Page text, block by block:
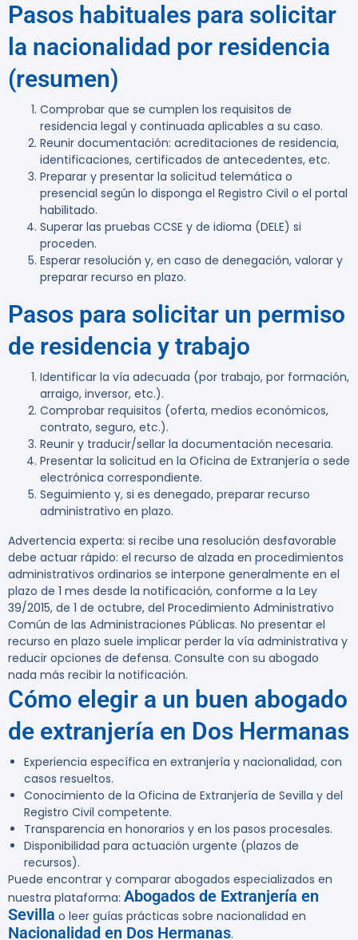
Pasos habituales para solicitar
la nacionalidad por residencia
(resumen)
Comprobar que se cumplen los requisitos de
residencia legal y continuada aplicables a su caso.
Reunir documentación: acreditaciones de residencia,
identificaciones, certificados de antecedentes, etc.
Preparar y presentar la solicitud telemática o
presencial según lo disponga el Registro Civil o el portal
habilitado.
Superar las pruebas CCSE y de idioma (DELE) si
proceden.
Esperar resolución y, en caso de denegación, valorar y
preparar recurso en plazo.
Pasos para solicitar un permiso
de residencia y trabajo
Identificar la vía adecuada (por trabajo, por formación,
arraigo, inversor, etc.).
Comprobar requisitos (oferta, medios económicos,
contrato, seguro, etc.).
Reunir y traducir/sellar la documentación necesaria.
Presentar la solicitud en la Oficina de Extranjería o sede
electrónica correspondiente.
Seguimiento y, si es denegado, preparar recurso
administrativo en plazo.
Advertencia experta: si recibe una resolución desfavorable
debe actuar rápido: el recurso de alzada en procedimientos
administrativos ordinarios se interpone generalmente en el
plazo de 1 mes desde la notificación, conforme a la Ley
39/2015, de 1 de octubre, del Procedimiento Administrativo
Común de las Administraciones Públicas. No presentar el
recurso en plazo suele implicar perder la vía administrativa y
reducir opciones de defensa. Consulte con su abogado
nada más recibir la notificación.
Cómo elegir a un buen abogado
de extranjería en Dos Hermanas
Experiencia específica en extranjería y nacionalidad, con
casos resueltos.
Conocimiento de la Oficina de Extranjería de Sevilla y del
Registro Civil competente.
Transparencia en honorarios y en los pasos procesales.
Disponibilidad para actuación urgente (plazos de
recursos).
Puede encontrar y comparar abogados especializados en
nuestra plataforma: Abogados de Extranjería en
Sevilla o leer guías prácticas sobre nacionalidad en
Nacionalidad en Dos Hermanas.